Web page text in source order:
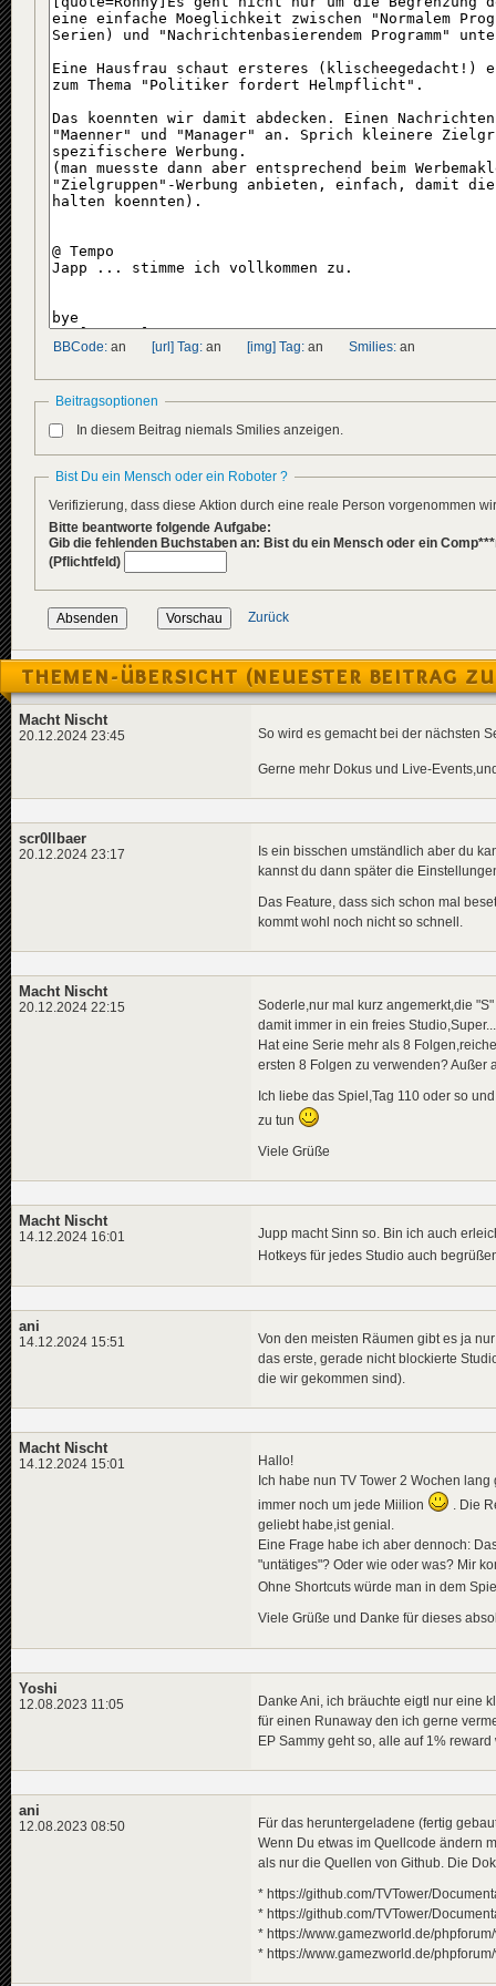
BBCode: an [url] Tag: an [img] Tag: an Smilies: an
Beitragsoptionen
In diesem Beitrag niemals Smilies anzeigen.
Bist Du ein Mensch oder ein Roboter ?
Verifizierung, dass diese Aktion durch eine reale Person vorgenommen
Bitte beantworte folgende Aufgabe:
Gib die fehlenden Buchstaben an: Bist du ein Mensch oder ein
(Pflichtfeld)
Zurück
THEMEN-ÜBERSICHT (NEUESTER BEITRAG
Macht Nischt
20.12.2024 23:45 So wird es gemacht bei der nächsten
Gerne mehr Dokus und Live-
scr0llbaer
20.12.2024 23:17
Is ein bisschen umständlich aber du
kannst du dann später die
Das Feature, dass sich schon mal
kommt wohl noch nicht so schnell.
Macht Nischt
20.12.2024 22:15
Soderle,nur mal kurz angemerkt,die
damit immer in ein freies
Hat eine Serie mehr als 8
ersten 8 Folgen zu verwenden? Außer
Ich liebe das Spiel,Tag 110 oder so
zu tun
Viele Grüße
Macht Nischt
14.12.2024 16:01
Jupp macht Sinn so. Bin ich auch
Hotkeys für jedes Studio auch
ani
14.12.2024 15:51
Von den meisten Räumen gibt es ja
das erste, gerade nicht blockierte
die wir gekommen sind).
Macht Nischt
14.12.2024 15:01
Hallo!
Ich habe nun TV Tower 2 Wochen
immer noch um jede Miilion
. Die
geliebt habe,ist genial.
Eine Frage habe ich aber dennoch:
"untätiges"? Oder wie oder was? Mir
Ohne Shortcuts würde man in dem
Viele Grüße und Danke für dieses
Yoshi
12.08.2023 11:05
Danke Ani, ich bräuchte eigtl nur eine
für einen Runaway den ich gerne
EP Sammy geht so, alle auf 1%
ani
12.08.2023 08:50
Für das heruntergeladene (fertig
Wenn Du etwas im Quellcode ändern
als nur die Quellen von Github. Die
* https://github.com/TVTower/
* https://github.com/TVTower/
* https://www.gamezworld.de/
* https://www.gamezworld.de/